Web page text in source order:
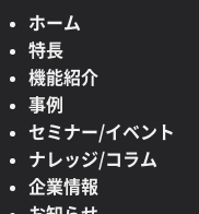
ホーム
特長
機能紹介
事例
セミナー/イベント
ナレッジ/コラム
企業情報